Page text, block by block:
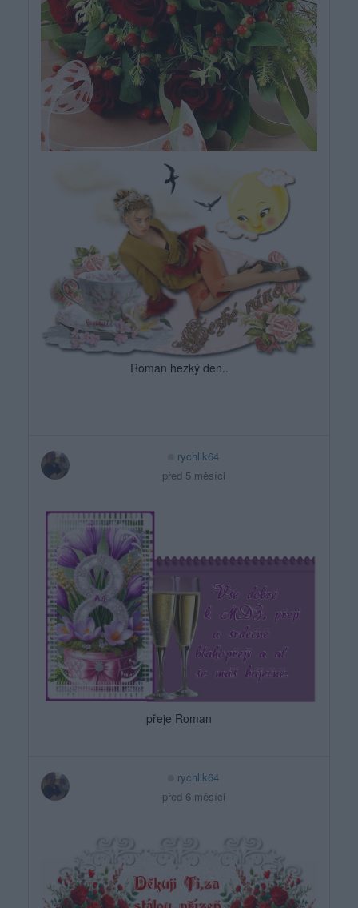
Roman hezký den..
rychlik64
před 5 měsíci
přeje Roman
rychlik64
před 6 měsíci